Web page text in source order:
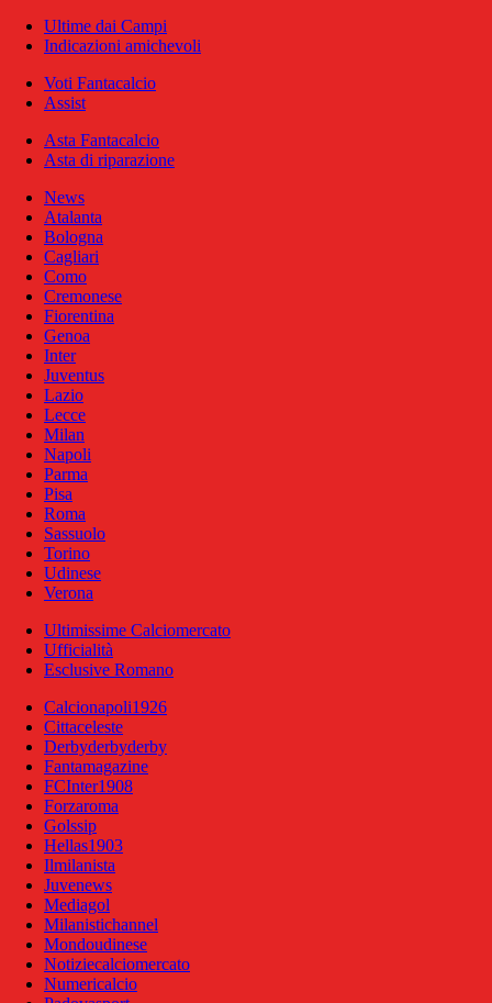
Ultime dai Campi
Indicazioni amichevoli
Voti Fantacalcio
Assist
Asta Fantacalcio
Asta di riparazione
News
Atalanta
Bologna
Cagliari
Como
Cremonese
Fiorentina
Genoa
Inter
Juventus
Lazio
Lecce
Milan
Napoli
Parma
Pisa
Roma
Sassuolo
Torino
Udinese
Verona
Ultimissime Calciomercato
Ufficialità
Esclusive Romano
Calcionapoli1926
Cittaceleste
Derbyderbyderby
Fantamagazine
FCInter1908
Forzaroma
Golssip
Hellas1903
Ilmilanista
Juvenews
Mediagol
Milanistichannel
Mondoudinese
Notiziecalciomercato
Numericalcio